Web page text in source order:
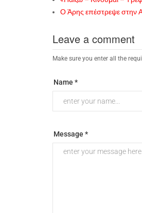
Ο Άρης επέστρεψε στην
Leave a comment
Make sure you enter all the
Name *
Message *